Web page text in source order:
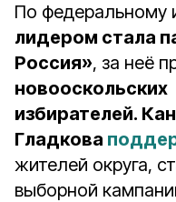
По федеральному
лидером стала
Россия», за неё
новооскольских
избирателей.
Гладкова
жителей округа,
выборной